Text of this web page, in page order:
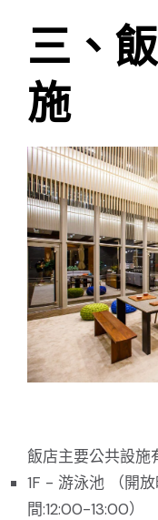
三、
施
飯店主要公共設施
1F - 游泳池 （開
間:12:00-13:00）